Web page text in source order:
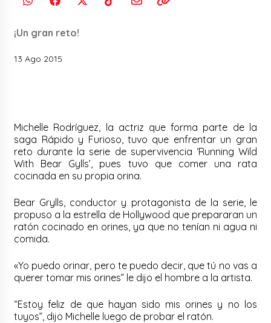
¡Un gran reto!
13 Ago 2015
Michelle Rodríguez, la actriz que forma parte de la
saga Rápido y Furioso, tuvo que enfrentar un gran
reto durante la serie de supervivencia ‘Running Wild
With Bear Gylls’, pues tuvo que comer una rata
cocinada en su propia orina.
Bear Grylls, conductor y protagonista de la serie, le
propuso a la estrella de Hollywood que prepararan un
ratón cocinado en orines, ya que no tenían ni agua ni
comida.
«Yo puedo orinar, pero te puedo decir, que tú no vas a
querer tomar mis orines” le dijo el hombre a la artista.
“Estoy feliz de que hayan sido mis orines y no los
tuyos”, dijo Michelle luego de probar el ratón.